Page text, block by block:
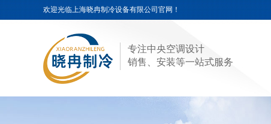
专注中央空调设计
销售、安装等一站式服务
欢迎光临上海晓冉制冷设备有限公司官网！